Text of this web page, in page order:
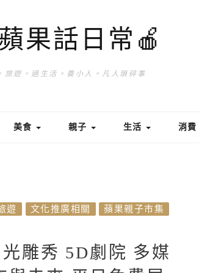
果話日常🍎
旅遊。過生活。養小人。凡人瑣碎事
美食 親子 生活 消費
遊 文化推廣相關
蘋果親子市集
雕秀 5D劇院 多媒